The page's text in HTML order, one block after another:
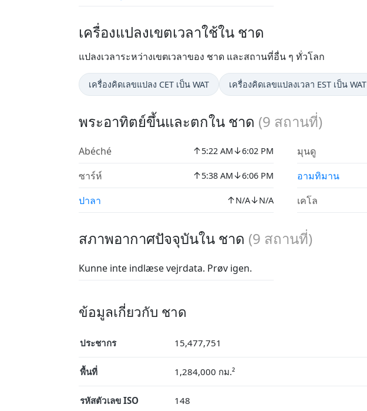
เครื่องแปลงเขตเวลาใช้ใน ชาด
แปลงเวลาระหว่างเขตเวลาของ ชาด และสถานที่อื่น ๆ ทั่วโลก
เครื่องคิดเลขแปลง CET เป็น WAT เครื่องคิดเลขแปลงเวลา EST เป็น WAT
พระอาทิตย์ขึ้นและตกใน ชาด (9 สถานที่)
Abéché ↑5:22 AM↓6:02 PM
ซาร์ห์ ↑5:38 AM↓6:06 PM
ปาลา ↑N/A↓N/A
มุนดู
อามทิมาน
เคโล
สภาพอากาศปัจจุบันใน ชาด (9 สถานที่)
Kunne inte indlæse vejrdata. Prøv igen.
ข้อมูลเกี่ยวกับ ชาด
ประชากร 15,477,751
พื้นที่ 1,284,000 กม.²
รหัสตัวเลข ISO 148